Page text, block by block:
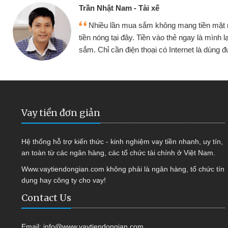
Cấn Văn Lực - Tạp hóa
Tôi kinh doanh buôn bán nhỏ lẻ nhiều lúc
hàng, nhờ biết đến website qua bạn bè giới
quyết được công việc của mình nhanh chóng
Vay tiền đơn giản
Hệ thống hỗ trợ kiến thức - kinh nghiệm vay tiền nhanh, uy tín,
an toàn từ các ngân hàng, các tổ chức tài chính ở Việt Nam.
Www.vaytiendongian.com không phải là ngân hàng, tổ chức tín
dụng hay công ty cho vay!
Contact Us